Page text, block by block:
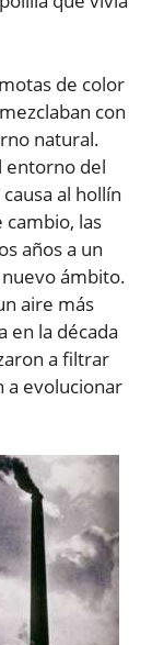
de color
con
natural.
entorno del
al hollín
cambio, las
años a un
ámbito.
aire más
en la década
a filtrar
a evolucionar